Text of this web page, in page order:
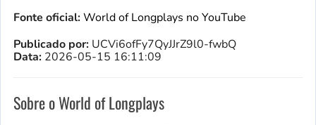
Fonte oficial:World of Longplays no YouTube
Publicado por: UCVi6ofFy7QyJJrZ9l0-fwbQ
Data: 2026-05-15 16:11:09
Sobre o World of Longplays